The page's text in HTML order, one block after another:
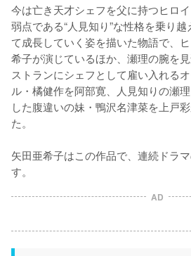
今は亡き天才シェフを父に持つヒロ
弱点である“人見知り”な性格を乗り
て成長していく姿を描いた物語で、
希子が演じているほか、瀬理の腕を
ストランにシェフとして雇い入れる
ル・橘健作を阿部寛、人見知りの瀬
した腹違いの妹・鴨沢名津菜を上戸
た。
矢田亜希子はこの作品で、連続ドラ
す。
AD